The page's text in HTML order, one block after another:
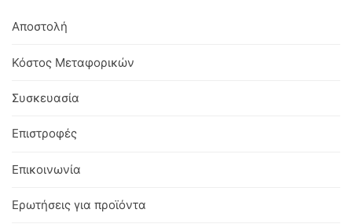
Αποστολή
Κόστος Μεταφορικών
Συσκευασία
Επιστροφές
Επικοινωνία
Ερωτήσεις για προϊόντα